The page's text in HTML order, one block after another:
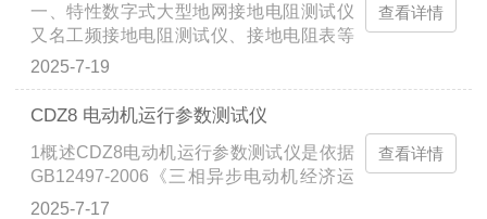
缘故障、直流互窜故障、交流窜电故
障。...
直流电阻测量的需要，本公司利用自身技
术优势新开发研制了一款工具化KRI9310
手持式直流电阻测试仪。本仪器是一款创
新型产品，产品体积小巧，手持式操作，
电池供电，便于携带。具有体积小、重量
制，自动完成自检、数据处理、显示等功
能，...
一、特性数字式大型地网接地电阻测试仪
又名工频接地电阻测试仪、接地电阻表等
是检验测量接地电阻常用仪表的常用仪
量技术、超大可触摸彩屏和微处理机技
术，满足二线、三线、四线测试阻抗要
求，同时可以测量土壤电阻率，跨步电
压，分布电势，接触电压、电流相角等参
数。适用于电信、电力、气象、机房、油
2025-7-19
查看详情
CDZ8 电动机运行参数测试仪
1概述CDZ8电动机运行参数测试仪是依据
GB12497-2006《三相异步电动机经济运
行》及《煤矿安全规程》而设计的。该测
2025-7-17
查看详情